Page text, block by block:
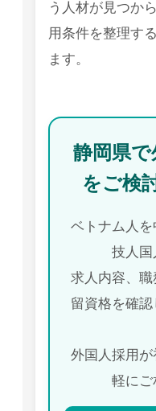
う人材が見つか
用条件を整理す
ます。
静岡県で
をご検
ベトナム人
技人国
求人内容、
留資格を確
外国人採用
軽にご